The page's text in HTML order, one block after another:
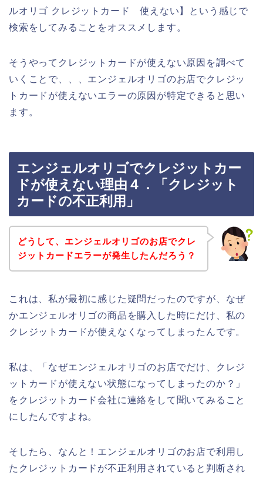
ルオリゴ クレジットカード 使えない】という感じで
検索をしてみることをオススメします。
そうやってクレジットカードが使えない原因を調べて
いくことで、、、エンジェルオリゴのお店でクレジッ
トカードが使えないエラーの原因が特定できると思い
ます。
エンジェルオリゴでクレジットカー
ドが使えない理由４．「クレジット
カードの不正利用」
どうして、エンジェルオリゴのお店でクレ
ジットカードエラーが発生したんだろう？
これは、私が最初に感じた疑問だったのですが、なぜ
かエンジェルオリゴの商品を購入した時にだけ、私の
クレジットカードが使えなくなってしまったんです。
私は、「なぜエンジェルオリゴのお店でだけ、クレジ
ットカードが使えない状態になってしまったのか？」
をクレジットカード会社に連絡をして聞いてみること
にしたんですよね。
そしたら、なんと！エンジェルオリゴのお店で利用し
たクレジットカードが不正利用されていると判断され